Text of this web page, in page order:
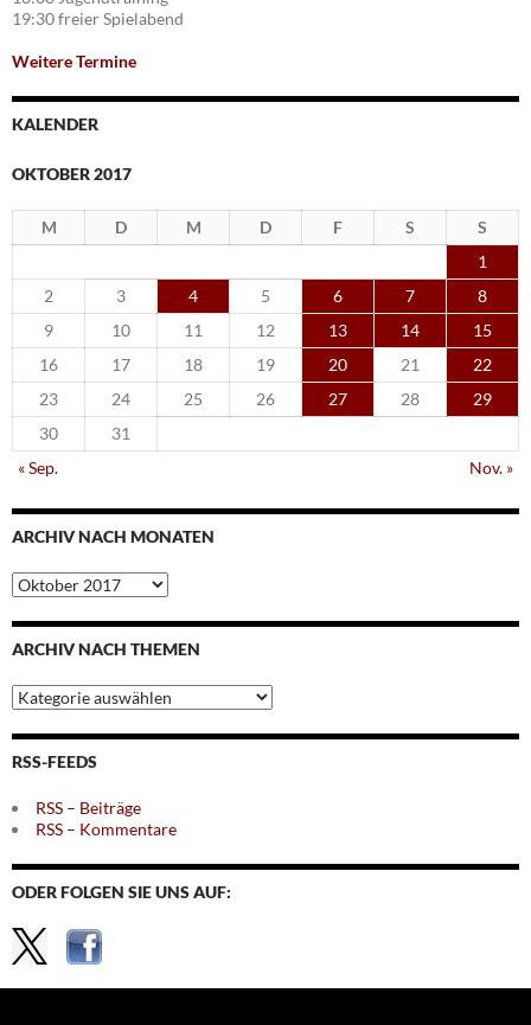
19:30 freier Spielabend
Weitere Termine
KALENDER
OKTOBER 2017
M D M D F S
S
1
2
3 4 5 6 7
8
9
10 11 12 13 14
15
16
17 18 19 20 21
22
23
24 25 26 27 28
29
30
31
« Sep.
Nov. »
ARCHIV NACH MONATEN
Archiv
nach
Monaten
ARCHIV NACH THEMEN
Archiv
nach
Themen
RSS-FEEDS
RSS – Beiträge
RSS – Kommentare
ODER FOLGEN SIE UNS AUF: